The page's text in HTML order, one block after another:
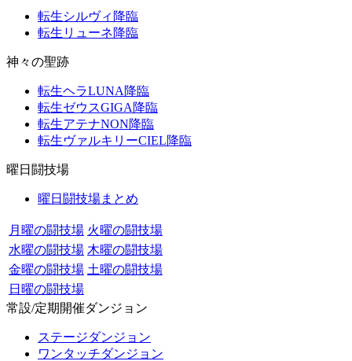
転生シルヴィ降臨
転生リューネ降臨
神々の聖跡
転生ヘラLUNA降臨
転生ゼウスGIGA降臨
転生アテナNON降臨
転生ヴァルキリーCIEL降臨
曜日闘技場
曜日闘技場まとめ
月曜の闘技場 火曜の闘技場
水曜の闘技場 木曜の闘技場
金曜の闘技場 土曜の闘技場
日曜の闘技場
常設/定期開催ダンジョン
ステージダンジョン
ワンタッチダンジョン